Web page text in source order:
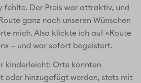
fehlte. Der Preis war attraktiv, und
ganz nach unseren Wünschen
mich. Also klickte ich auf «Route
– und war sofort begeistert.
kinderleicht: Orte konnten
oder hinzugefügt werden, stets mit